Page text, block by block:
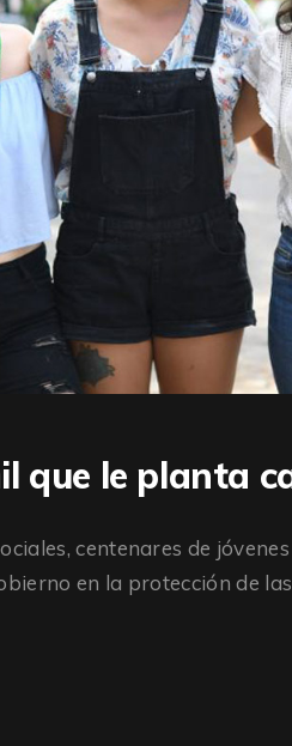
que le planta
centenares de
en la protección de